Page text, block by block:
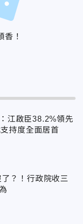
香！
江啟臣38.2%領先
持度全面居首
？！行政院收三